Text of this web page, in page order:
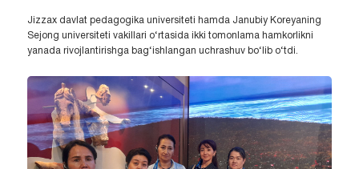
Jizzax davlat pedagogika universiteti hamda Janubiy Koreyaning
Sejong universiteti vakillari o‘rtasida ikki tomonlama hamkorlikni
yanada rivojlantirishga bag‘ishlangan uchrashuv bo‘lib o‘tdi.